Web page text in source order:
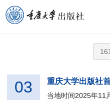
当地时间2025年11
03